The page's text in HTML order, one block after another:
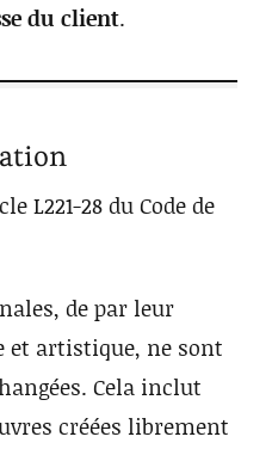
du client.
L221-28 du Code de
de par leur
et artistique, ne sont
Cela inclut
créées librement